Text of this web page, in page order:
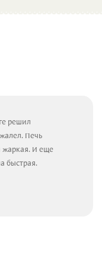
решил
Печь
жаркая. И еще
быстрая.